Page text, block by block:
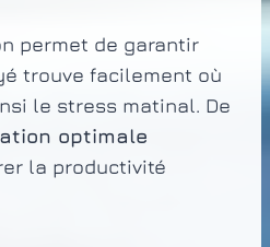
permet de garantir
trouve facilement où
le stress matinal. De
optimale
la productivité